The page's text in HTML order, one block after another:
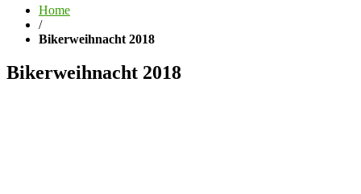
Home
/
Bikerweihnacht 2018
Bikerweihnacht 2018